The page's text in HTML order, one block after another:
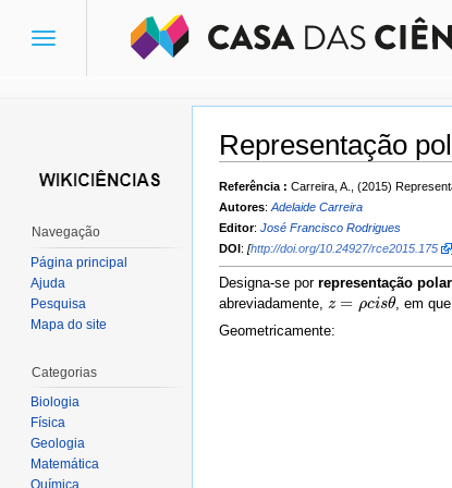
Representação
Ir para:navegação,pesquisa
Referência : Carreira, A., (2015)
Autores: Adelaide Carreira
Editor: José Francisco Rodrigues
DOI: [http://doi.org/10.24927/rce2015.175
Designa-se por representação
abreviadamente, z = ρcisθ
z=ρ cisθ , em que
Geometricamente:
Toggle
Navegação
Página principal
Ajuda
Pesquisa
Mapa do site
Categorias
Biologia
Física
Geologia
Matemática
Química